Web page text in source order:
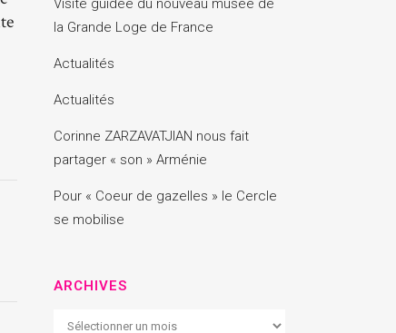
Visite guidée du nouveau musée de
la Grande Loge de France
Actualités
Actualités
Corinne ZARZAVATJIAN nous fait
partager « son » Arménie
Pour « Coeur de gazelles » le Cercle
se mobilise
ARCHIVES
Archives